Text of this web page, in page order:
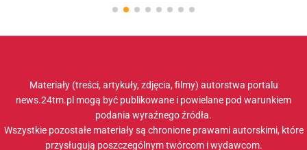
Materiały (treści, artykuły, zdjęcia, filmy) autorstwa portalu
news.24tm.pl mogą być publikowane i powielane pod warunkiem
podania wyraźnego źródła.
Wszystkie pozostałe materiały są chronione prawami autorskimi, które
przysługują poszczególnym twórcom i wydawcom.